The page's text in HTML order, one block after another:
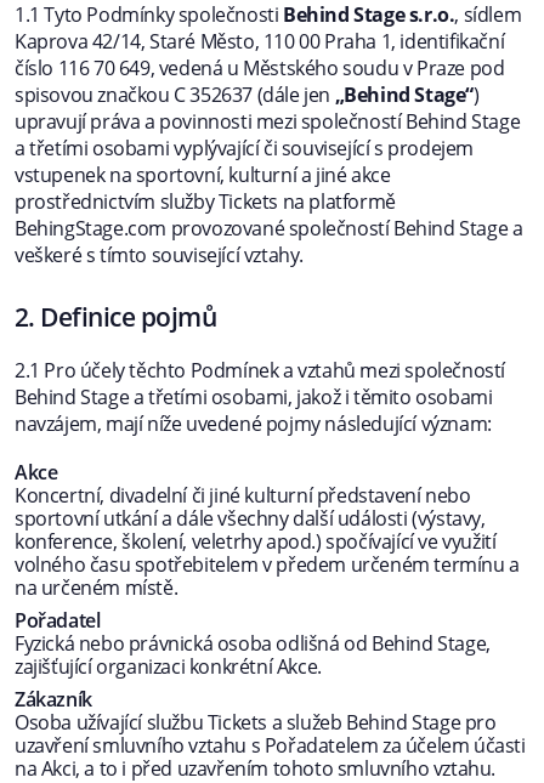
1.1 Tyto Podmínky společnosti Behind Stage s.r.o., sídlem
Kaprova 42/14, Staré Město, 110 00 Praha 1, identifikační
číslo 116 70 649, vedená u Městského soudu v Praze pod
spisovou značkou C 352637 (dále jen „Behind Stage“)
upravují práva a povinnosti mezi společností Behind Stage
a třetími osobami vyplývající či související s prodejem
vstupenek na sportovní, kulturní a jiné akce
prostřednictvím služby Tickets na platformě
BehingStage.com provozované společností Behind Stage a
veškeré s tímto související vztahy.
2. Definice pojmů
2.1 Pro účely těchto Podmínek a vztahů mezi společností
Behind Stage a třetími osobami, jakož i těmito osobami
navzájem, mají níže uvedené pojmy následující význam:
Akce
Koncertní, divadelní či jiné kulturní představení nebo
sportovní utkání a dále všechny další události (výstavy,
konference, školení, veletrhy apod.) spočívající ve využití
volného času spotřebitelem v předem určeném termínu a
na určeném místě.
Pořadatel
Fyzická nebo právnická osoba odlišná od Behind Stage,
zajišťující organizaci konkrétní Akce.
Zákazník
Osoba užívající službu Tickets a služeb Behind Stage pro
uzavření smluvního vztahu s Pořadatelem za účelem účasti
na Akci, a to i před uzavřením tohoto smluvního vztahu.